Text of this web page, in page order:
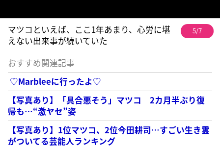
マツコといえば、ここ1年あまり、心労に堪
えない出来事が続いていた
5/7
おすすめ関連記事
♡Marbleeに行ったよ♡
【写真あり】「具合悪そう」マツコ 2カ月半ぶり復
帰も…“激ヤセ”姿
【写真あり】1位マツコ、2位今田耕司…すごい生き霊
がついてる芸能人ランキング